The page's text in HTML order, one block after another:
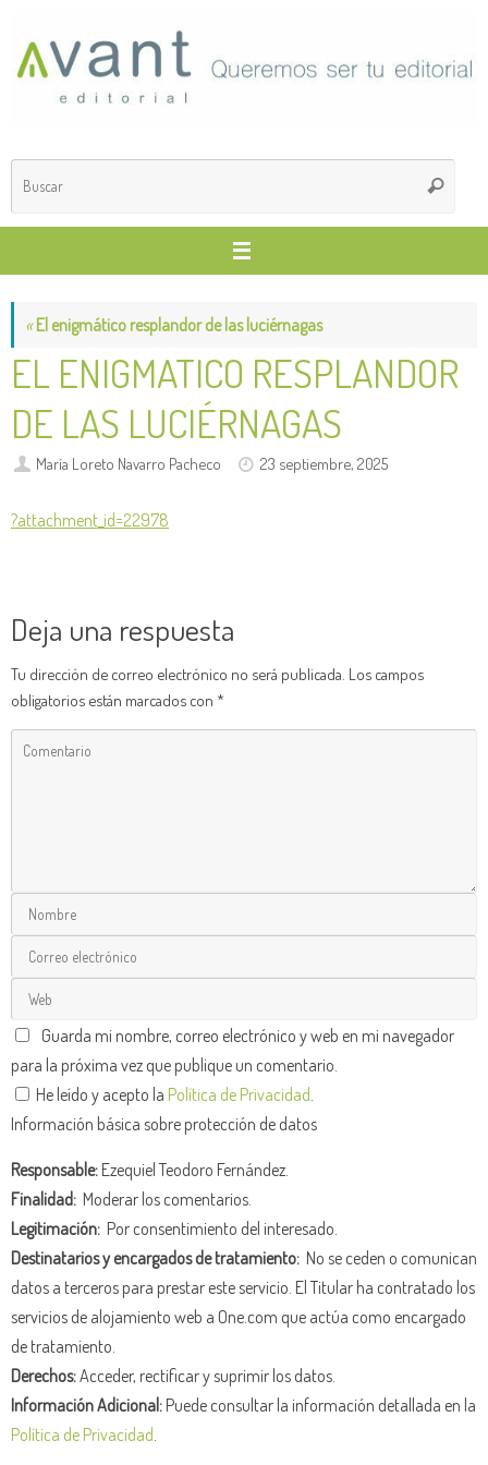
contenido
Buscar
«El enigmático resplandor de las luciérnagas
EL ENIGMATICO RESPLANDOR
DE LAS LUCIÉRNAGAS
María Loreto Navarro Pacheco 23 septiembre, 2025
?attachment_id=22978
Deja una respuesta
Tu dirección de correo electrónico no será publicada. Los campos
obligatorios están marcados con *
Guarda mi nombre, correo electrónico y web en mi navegador
para la próxima vez que publique un comentario.
He leído y acepto la Política de Privacidad
Información básica sobre protección de datos
Responsable:Ezequiel Teodoro Fernández.
Finalidad: Moderar los comentarios.
Legitimación: Por consentimiento del interesado.
Destinatarios y encargados de tratamiento: No se ceden o comunican
datos a terceros para prestar este servicio. El Titular ha contratado los
servicios de alojamiento web a One.com que actúa como encargado
de tratamiento.
Derechos:Acceder, rectificar y suprimir los datos.
Información Adicional:Puede consultar la información detallada en la
Política de Privacidad